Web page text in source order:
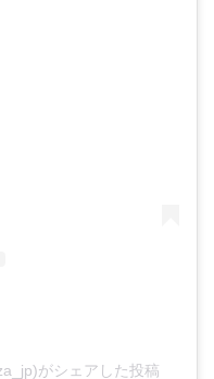
がシェアした投稿